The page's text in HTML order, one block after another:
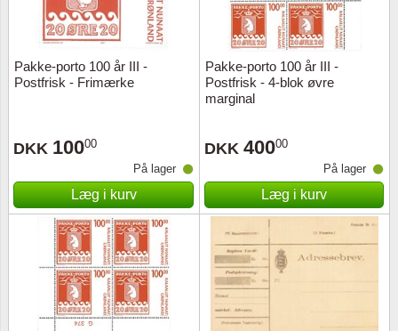
Pakke-porto 100 år III -
Postfrisk - Frimærke
DKK 10000
På lager
Læg i kurv
Pakke-porto 100 år III -
Postfrisk - 4-blok øvre
marginal
DKK 40000
På lager
Læg i kurv